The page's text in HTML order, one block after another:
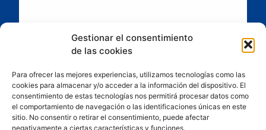
Gestionar el consentimiento
de las cookies
Para ofrecer las mejores experiencias, utilizamos tecnologías como las
cookies para almacenar y/o acceder a la información del dispositivo. El
consentimiento de estas tecnologías nos permitirá procesar datos como
el comportamiento de navegación o las identificaciones únicas en este
sitio. No consentir o retirar el consentimiento, puede afectar
negativamente a ciertas características y funciones.